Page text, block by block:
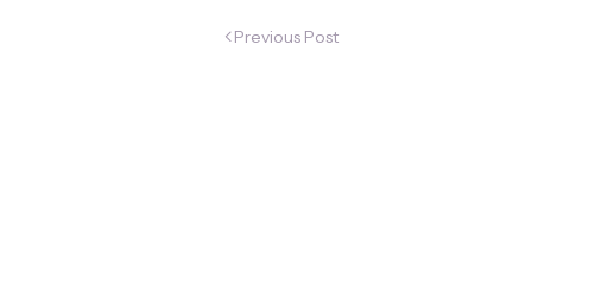
Previous Post